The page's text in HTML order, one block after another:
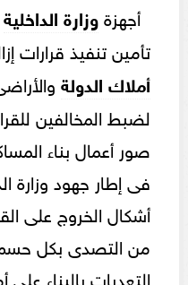
أجهزةوزارة الداخلية
تأمين تنفيذ قرارات
أملاك الدولة
لضبط المخالفين
صور أعمال بناء
فى إطار جهود وزارة
أشكال الخروج على
من التصدى بكل
التعديات بالبناء